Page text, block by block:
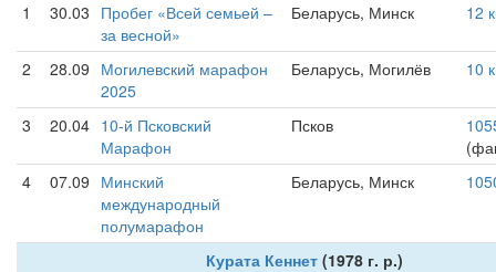
1
30.03 Пробег «Всей семьей –
за весной»
Беларусь, Минск 12
2 28.09 Могилевский марафон
2025
Беларусь, Могилёв 10
3 20.04 10-й Псковский
Марафон
Псков
4
07.09 Минский
международный
полумарафон
Беларусь, Минск
Курата Кеннет(1978 г. р.)